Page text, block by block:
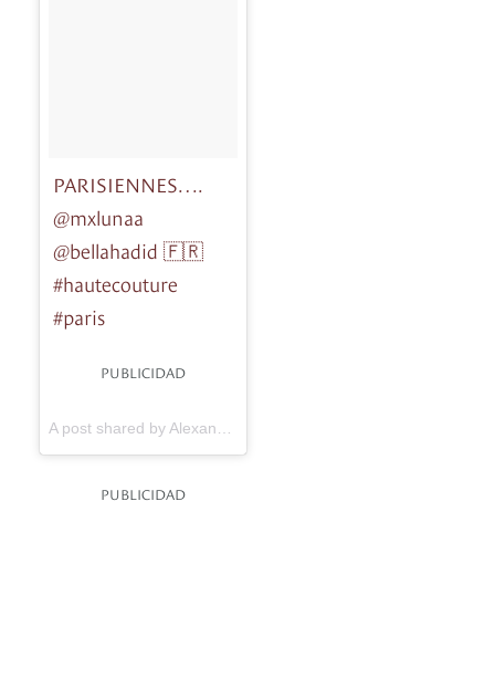
PARISIENNES….
@mxlunaa
@bellahadid 🇫🇷
#hautecouture
#paris
PUBLICIDAD
PUBLICIDAD